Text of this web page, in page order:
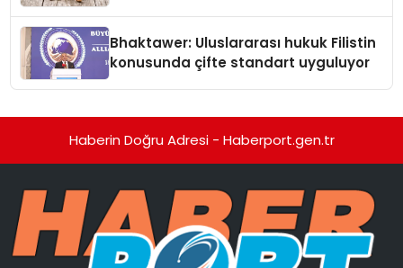
Bhaktawer: Uluslararası hukuk Filistin
konusunda çifte standart uyguluyor
Haberin Doğru Adresi - Haberport.gen.tr